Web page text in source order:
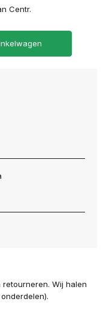
Centr.
Wij halen